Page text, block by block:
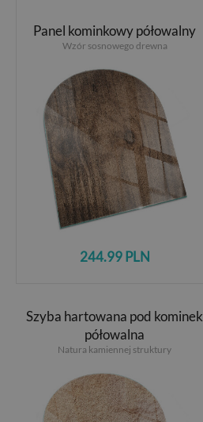
Panel kominkowy półowalny
Wzór sosnowego drewna
244.99 PLN
Szyba hartowana pod kominek
półowalna
Natura kamiennej struktury